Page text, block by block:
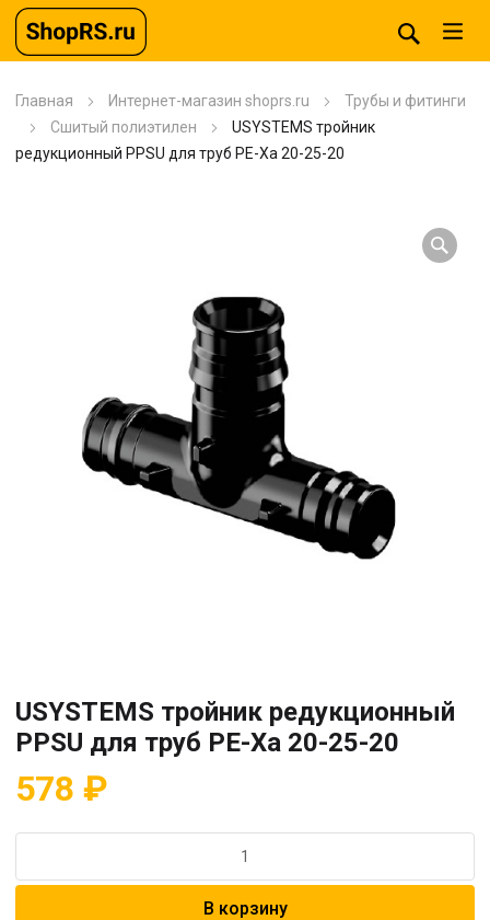
Главная Интернет-магазин shoprs.ru
Трубы и фитинги
Сшитый полиэтилен
USYSTEMS тройник
редукционный PPSU для труб PE-Xa 20-25-20
USYSTEMS тройник редукционный
PPSU для труб PE-Xa 20-25-20
578 ₽
USYSTEMS
В корзину